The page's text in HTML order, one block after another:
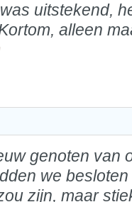
uitstekend,
alleen
genoten van
we besloten
zijn, maar